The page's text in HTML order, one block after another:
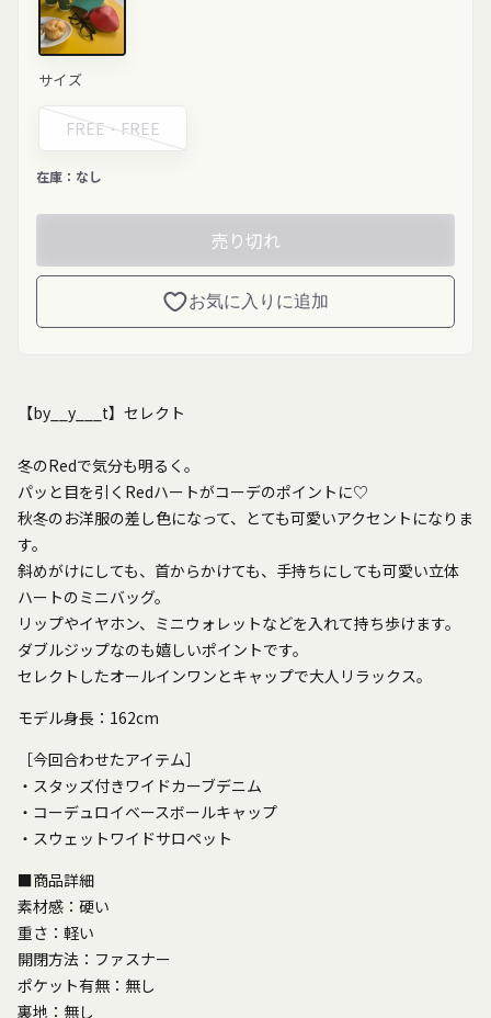
class="product-
picker__image"
width="200"
loading="lazy">
サイズ
FREE・ FREE
在庫： なし
売り切れ
お気に入りに追加
【by__y___t】セレクト
冬のRedで気分も明るく。
パッと目を引くRedハートがコーデのポイントに♡
秋冬のお洋服の差し色になって、とても可愛いアクセントになりま
す。
斜めがけにしても、首からかけても、手持ちにしても可愛い立体
ハートのミニバッグ。
リップやイヤホン、ミニウォレットなどを入れて持ち歩けます。
ダブルジップなのも嬉しいポイントです。
セレクトしたオールインワンとキャップで大人リラックス。
モデル身長：162cm
［今回合わせたアイテム］
・スタッズ付きワイドカーブデニム
・コーデュロイベースボールキャップ
・スウェットワイドサロペット
■商品詳細
素材感：硬い
重さ：軽い
開閉方法：ファスナー
ポケット有無：無し
裏地：無し